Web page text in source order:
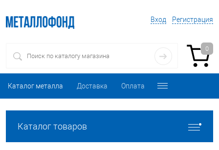
Вход Регистрация
0
Каталог металла Доставка Оплата
Каталог товаров